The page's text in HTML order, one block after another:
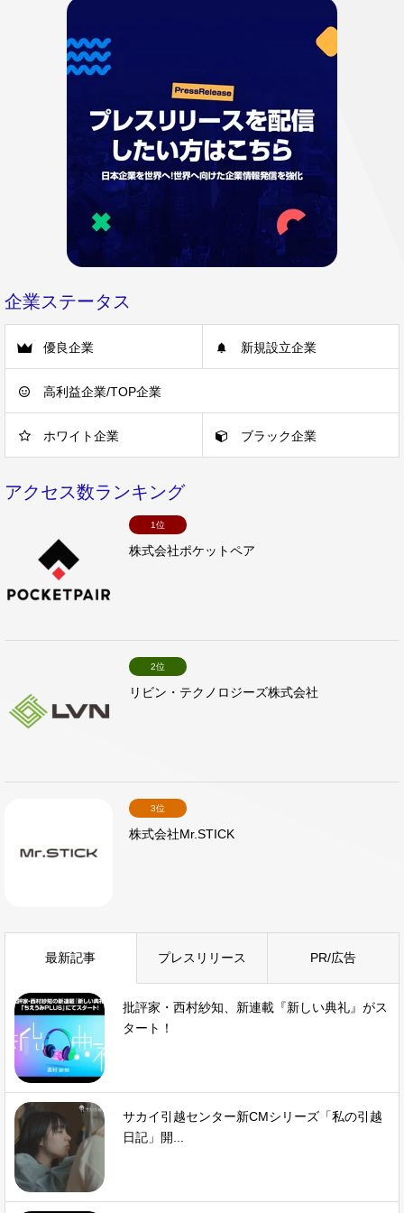
企業ステータス
優良企業 新規設立企業
高利益企業/TOP企業
ホワイト企業 ブラック企業
アクセス数ランキング
1位
株式会社ポケットペア
2位
リビン・テクノロジーズ株式会社
3位
株式会社Mr.STICK
最新記事 プレスリリース PR/広告
批評家・西村紗知、新連載『新しい典礼』がス
タート！
サカイ引越センター新CMシリーズ「私の引越
日記」開...